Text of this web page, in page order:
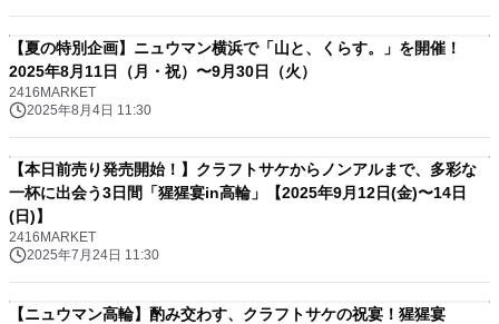
【夏の特別企画】ニュウマン横浜で「山と、くらす。」を開催！
2025年8月11日（月・祝）〜9月30日（火）
2416MARKET
2025年8月4日 11:30
【本日前売り発売開始！】クラフトサケからノンアルまで、多彩な
一杯に出会う3日間「猩猩宴in高輪」【2025年9月12日(金)〜14日
(日)】
2416MARKET
2025年7月24日 11:30
【ニュウマン高輪】酌み交わす、クラフトサケの祝宴！猩猩宴